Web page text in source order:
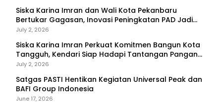
Siska Karina Imran dan Wali Kota Pekanbaru
Bertukar Gagasan, Inovasi Peningkatan PAD Jadi
Fokus Diskusi
July 2, 2026
Siska Karina Imran Perkuat Komitmen Bangun Kota
Tangguh, Kendari Siap Hadapi Tantangan Pangan
dan Bencana
July 2, 2026
Satgas PASTI Hentikan Kegiatan Universal Peak dan
BAFI Group Indonesia
June 17, 2026